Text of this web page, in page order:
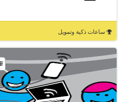
ساعات ذكية وتمويل